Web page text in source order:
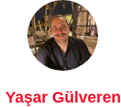
Yaşar Gülveren